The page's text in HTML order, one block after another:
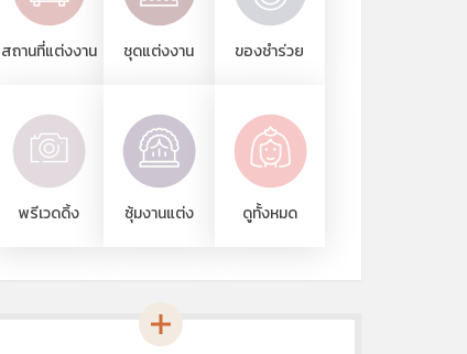
สถานที่แต่งงาน ชุดแต่งงาน ของชำร่วย
พรีเวดดิ้ง ซุ้มงานแต่ง ดูทั้งหมด